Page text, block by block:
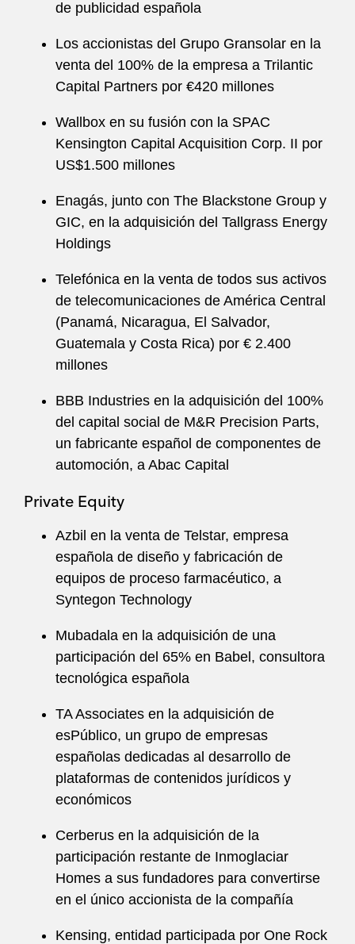
de publicidad española
Los accionistas del Grupo Gransolar en la
venta del 100% de la empresa a Trilantic
Capital Partners por €420 millones
Wallbox en su fusión con la SPAC
Kensington Capital Acquisition Corp. II por
US$1.500 millones
Enagás, junto con The Blackstone Group y
GIC, en la adquisición del Tallgrass Energy
Holdings
Telefónica en la venta de todos sus activos
de telecomunicaciones de América Central
(Panamá, Nicaragua, El Salvador,
Guatemala y Costa Rica) por € 2.400
millones
BBB Industries en la adquisición del 100%
del capital social de M&R Precision Parts,
un fabricante español de componentes de
automoción, a Abac Capital
Private Equity
Azbil en la venta de Telstar, empresa
española de diseño y fabricación de
equipos de proceso farmacéutico, a
Syntegon Technology
Mubadala en la adquisición de una
participación del 65% en Babel, consultora
tecnológica española
TA Associates en la adquisición de
esPúblico, un grupo de empresas
españolas dedicadas al desarrollo de
plataformas de contenidos jurídicos y
económicos
Cerberus en la adquisición de la
participación restante de Inmoglaciar
Homes a sus fundadores para convertirse
en el único accionista de la compañía
Kensing, entidad participada por One Rock